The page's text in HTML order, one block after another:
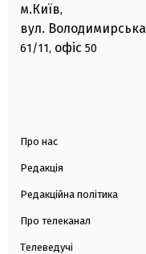
м.Київ,
вул. Володимирська
61/11, офіс 50
Про нас
Редакція
Редакційна політика
Про телеканал
Телеведучі